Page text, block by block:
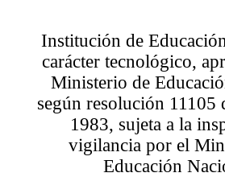
Institución de
carácter tecnológico,
Ministerio de
según resolución 11105
1983, sujeta a la
vigilancia por el
Educación